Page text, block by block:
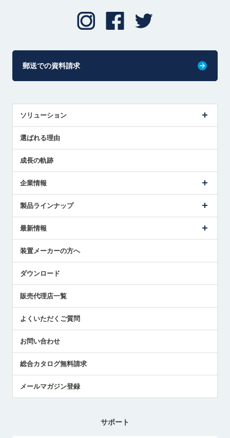
郵送での資料請求
ソリューション
解決策提案
選ばれる理由
成長の軌跡
企業情報
ごあいさつ
受賞履歴
採用情報
国/地域/言語
製品ラインナップ
ツールセッタ製品
エアマイクロセンサ製品
最新情報
メトロールの技術
社員ブログ
中小企業のBCP地震対策
センサのテクニカルガイド
社長ブログ
装置メーカーの方へ
ダウンロード
販売代理店一覧
よくいただくご質問
お問い合わせ
総合カタログ無料請求
メールマガジン登録
サポート